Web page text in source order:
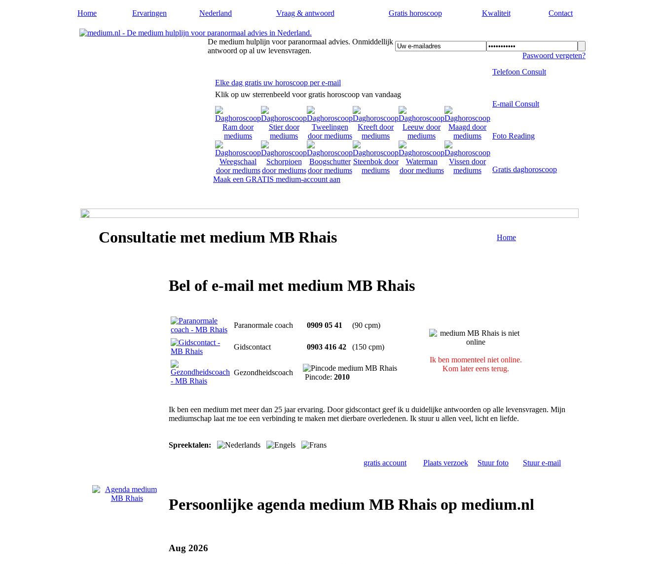
Home Ervaringen Nederland Vraag & antwoord Gratis horoscoop Kwaliteit Contact
De medium hulplijn voor paranormaal advies. Onmiddellijk
antwoord op al uw levensvragen.
Paswoord vergeten?
Elke dag gratis uw horoscoop per e-mail
Klik op uw sterrenbeeld voor gratis horoscoop van vandaag
Maak een GRATIS medium-account aan
Telefoon Consult
E-mail Consult
Foto Reading
Gratis daghoroscoop
Consultatie met medium MB Rhais Home
Bel of e-mail met medium MB Rhais
Paranormale coach 0909 05 41 (90 cpm)
Ik ben momenteel niet online.
Kom later eens terug.
Gidscontact 0903 416 42 (150 cpm)
Gezondheidscoach
Pincode: 2010
Ik ben een medium met meer dan 25 jaar ervaring. Door gidscontact geef ik u duidelijke antwoorden op alle levensvragen. Mijn
mediumschap laat me toe een verbinding te maken met dierbare overledenen. Ik stuur u allen veel, licht en liefde.
Spreektalen:
gratis account Plaats verzoek Stuur foto Stuur e-mail
Persoonlijke agenda medium MB Rhais op medium.nl
Aug 2026